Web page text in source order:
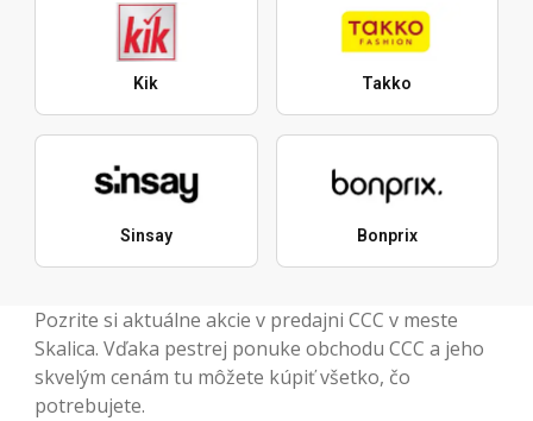
Kik Takko
Sinsay Bonprix
Pozrite si aktuálne akcie v predajni CCC v meste
Skalica. Vďaka pestrej ponuke obchodu CCC a jeho
skvelým cenám tu môžete kúpiť všetko, čo
potrebujete.